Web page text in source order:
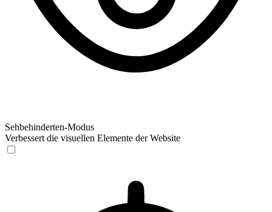
Sehbehinderten-Modus
Verbessert die visuellen Elemente der Website